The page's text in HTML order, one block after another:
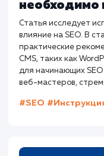
Как
Хорошие теги title